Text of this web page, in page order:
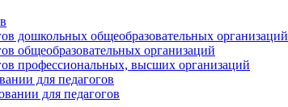
дошкольных общеобразовательных организаций
общеобразовательных организаций
профессиональных, высших организаций
для педагогов
для педагогов